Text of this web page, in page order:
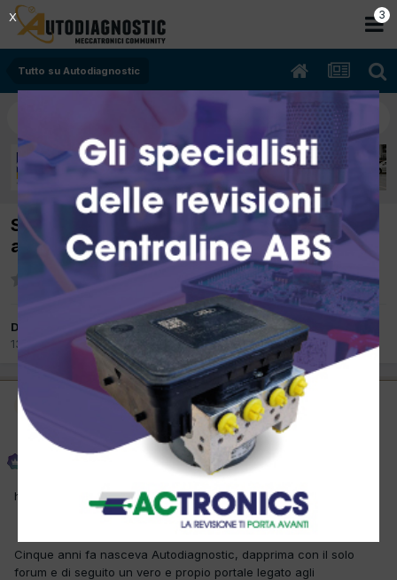
Tutto su Autodiagnostic
Settembre 2012 Autodiagnostic festeggia 5
anni di Forum Tecnico
Da Phoenix
13 Settembre 2012in Tutto su Autodiagnostic
13 Settembre 2012
http://farm9.staticflickr.com/8454/7980813910_386b968252_z.jpg
Cinque anni fa nasceva Autodiagnostic, dapprima con il solo
forum e di seguito un vero e propio portale legato agli
2
X